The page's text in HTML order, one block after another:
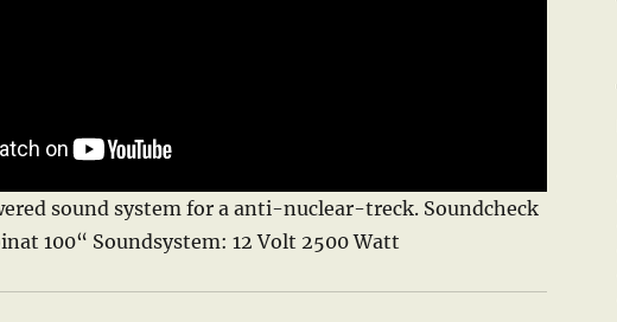
sound system for a anti-nuclear-treck. Soundcheck
100“ Soundsystem: 12 Volt 2500 Watt